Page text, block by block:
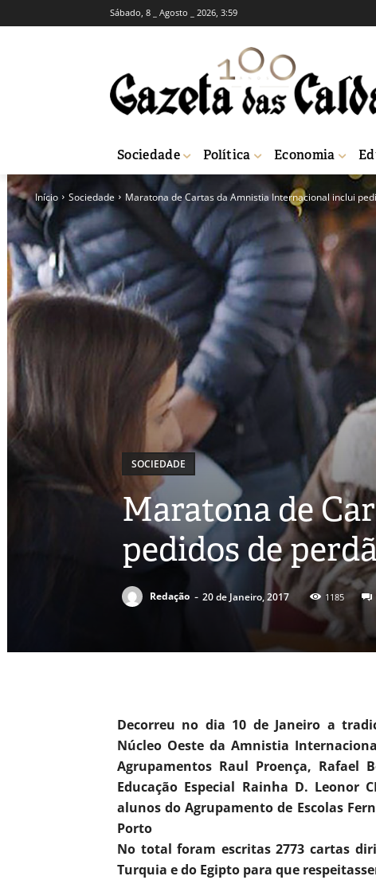
Sábado, 8 _ Agosto _ 2026, 3:59
Sociedade Política Economia
Início Sociedade Maratona de Cartas da Amnistia Internacional inclui
SOCIEDADE
Maratona de
pedidos de
Redação - 20 de Janeiro, 2017 1185
Decorreu no dia 10 de Janeiro a
Núcleo Oeste da Amnistia
Agrupamentos Raul Proença, Rafael
Educação Especial Rainha D. Leonor
alunos do Agrupamento de Escolas
Porto
No total foram escritas 2773 cartas
Turquia e do Egipto para que